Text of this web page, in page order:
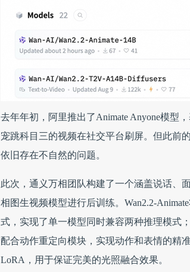
去年年初，阿里推出了Animate Anyone模型
宠跳科目三的视频在社交平台刷屏。但此前
依旧存在不自然的问题。
此次，通义万相团队构建了一个涵盖说话、
相图生视频模型进行后训练。Wan2.2-
式，实现了单一模型同时兼容两种推理模式
配合动作重定向模块，实现动作和表情的精
LoRA，用于保证完美的光照融合效果。